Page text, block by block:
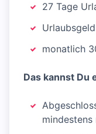
27 Tage
Urlaubsgeld
monatlich
Das kannst Du